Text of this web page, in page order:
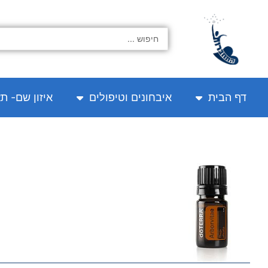
...
דף הבית איבחונים וטיפולים איזון שם-